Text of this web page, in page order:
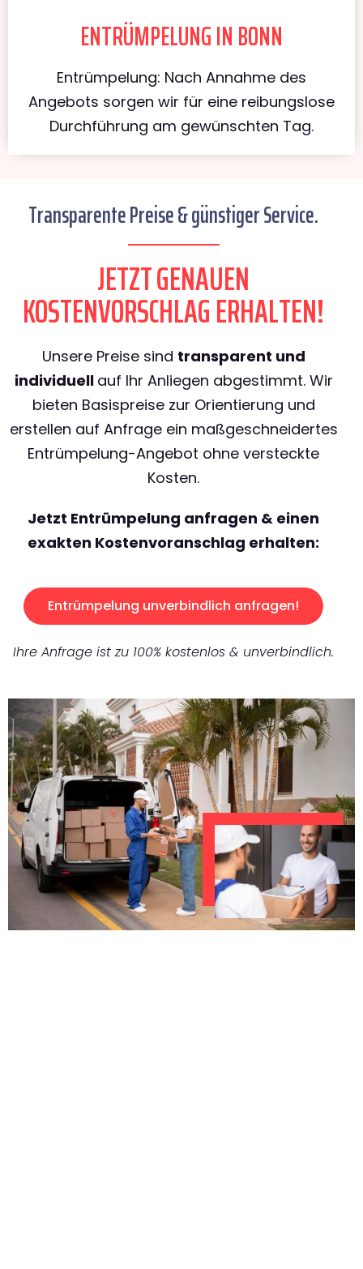
ENTRÜMPELUNG IN BONN
Entrümpelung: Nach Annahme des
Angebots sorgen wir für eine reibungslose
Durchführung am gewünschten Tag.
Transparente Preise & günstiger Service.
JETZT GENAUEN
KOSTENVORSCHLAG ERHALTEN!
Unsere Preise sind transparent und
individuell auf Ihr Anliegen abgestimmt. Wir
bieten Basispreise zur Orientierung und
erstellen auf Anfrage ein maßgeschneidertes
Entrümpelung-Angebot ohne versteckte
Kosten.
Jetzt Entrümpelung anfragen & einen
exakten Kostenvoranschlag erhalten:
Entrümpelung unverbindlich anfragen!
Ihre Anfrage ist zu 100% kostenlos & unverbindlich.